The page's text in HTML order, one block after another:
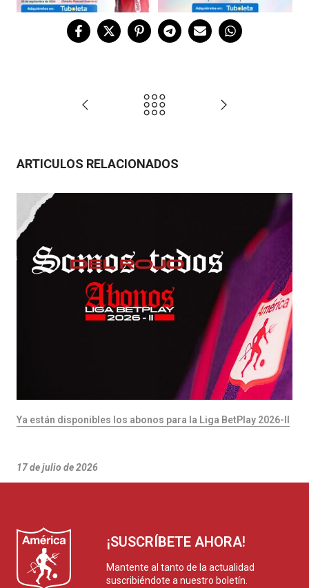
ARTICULOS RELACIONADOS
Ya están disponibles los abonos para la Liga BetPlay 2026-II
17 de julio de 2026
¡SUSCRÍBETE AHORA!
Mantente al tanto de la actualidad
suscribiéndote a nuestro boletín.